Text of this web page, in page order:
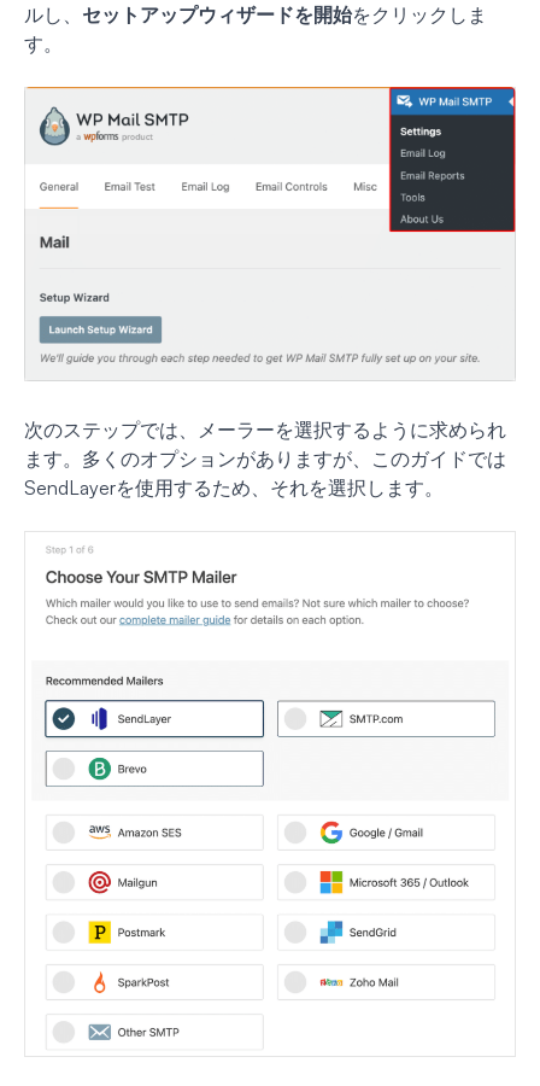
ルし、 セットアップウィザードを開始をクリックしま
す。
次のステップでは、メーラーを選択するように求められ
ます。多くのオプションがありますが、このガイドでは
SendLayerを使用するため、それを選択します。